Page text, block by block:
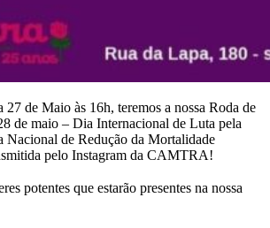
27 de Maio às 16h, teremos a nossa Roda de
de maio – Dia Internacional de Luta pela
Nacional de Redução da Mortalidade
pelo Instagram da CAMTRA!
potentes que estarão presentes na nossa